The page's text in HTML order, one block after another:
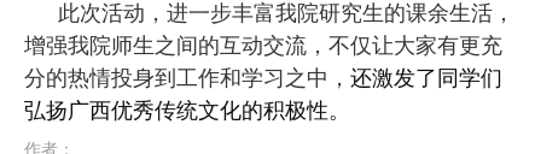
此次活动，进一步丰富我院研究生的课余生活，
增强我院师生之间的互动交流，不仅让大家有更充
分的热情投身到工作和学习之中， 还激发了同学们
弘扬广西优秀传统文化的积极性。
作者：